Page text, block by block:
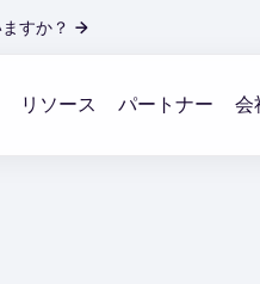
すか？ →
リソース パートナー 会